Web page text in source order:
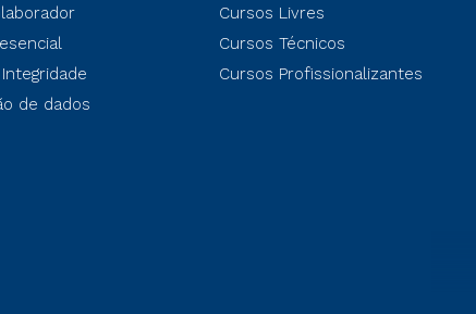
de dados
Cursos Livres
Cursos Técnicos
Cursos Profissionalizantes